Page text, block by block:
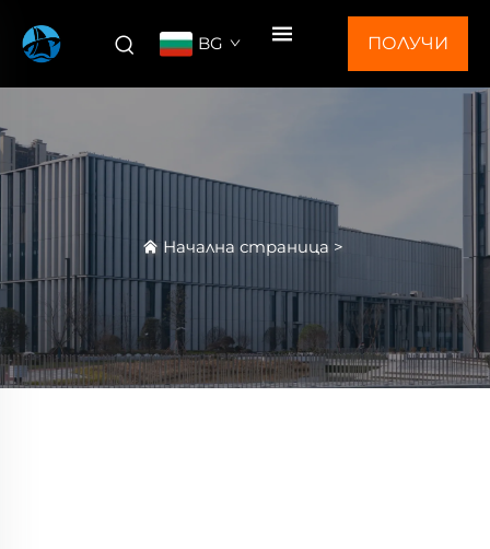
BG ПОЛУЧИ
Начална страница >